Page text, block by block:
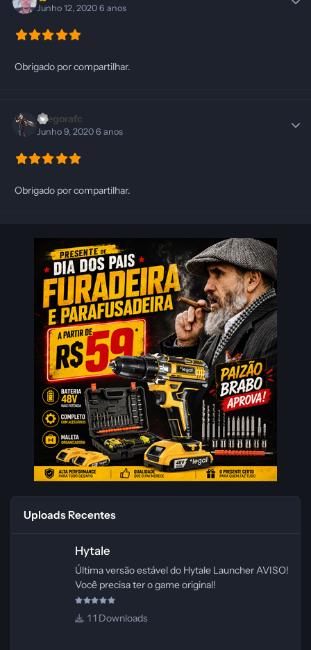
Junho 12, 20206 anos
Obrigado por compartilhar.
Diegorafc
Junho 9, 20206 anos
Obrigado por compartilhar.
Uploads Recentes
Hytale
Última versão estável do Hytale Launcher AVISO!
Você precisa ter o game original!
1 Downloads